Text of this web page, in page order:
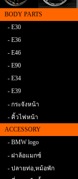
BODY PARTS
- E30
- E36
- E46
- E90
- E34
- E39
- กระจังหน้า
- คิ้วไฟหน้า
ACCESSORY
- BMW logo
- ฝาล้อแมกซ์
- ปลายท่อ,หม้อพัก